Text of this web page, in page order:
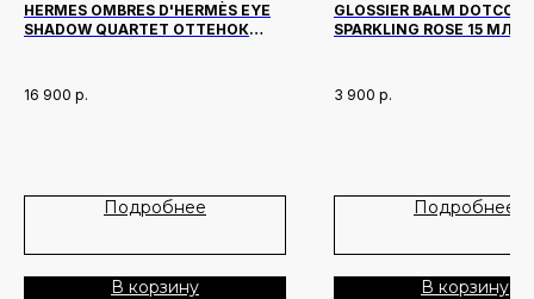
HERMES OMBRES D'HERMÈS EYE
SHADOW QUARTET ОТТЕНОК
16 900 р.
Подробнее
В корзину
GLOSSIER BALM DOTCOM
SPARKLING ROSE 15 МЛ
3 900 р.
Подробнее
В корзину
О нас
Лидеры продаж
Скидки